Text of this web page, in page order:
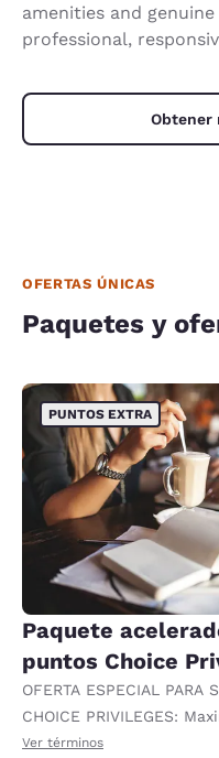
amenities and
professional,
Obtener
OFERTAS ÚNICAS
Paquetes y
PUNTOS EXTRA
Paquete
puntos Choice
OFERTA ESPECIAL PARA
CHOICE PRIVILEGES:
recompensas al recibir
Ver términos